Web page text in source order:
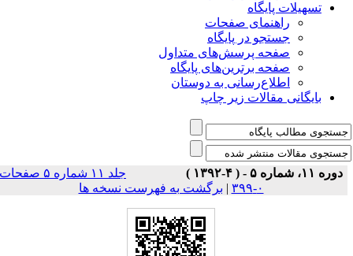
تسهیلات پایگاه
راهنمای صفحات
جستجو در پایگاه
صفحه پرسش‌های متداول
صفحه برترین‌های پایگاه
اطلاع‌رسانی به دوستان
بایگانی مقالات زیر چاپ
دوره ۱۱، شماره ۵ - ( ۴-۱۳۹۲ )
جلد ۱۱ شماره ۵ صفحات
|برگشت به فهرست نسخه ها